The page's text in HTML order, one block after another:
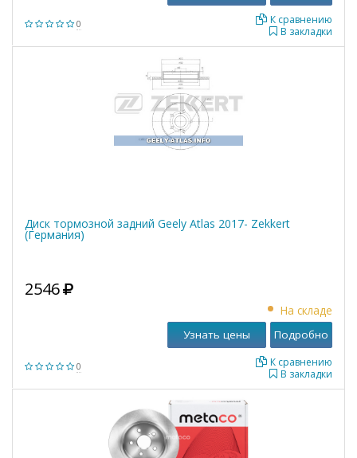
0
В закладки
К сравнению
Диск тормозной задний Geely Atlas 2017- Zekkert
(Германия)
0
2546
На складе
В закладки
К сравнению
Узнать цены Подробно